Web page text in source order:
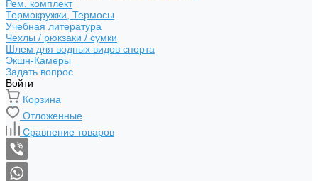
Рем. комплект
Термокружки, Термосы
Учебная литература
Чехлы / рюкзаки / сумки
Шлем для водных видов спорта
Экшн-Камеры
Задать вопрос
Войти
Корзина
Отложенные
Сравнение товаров